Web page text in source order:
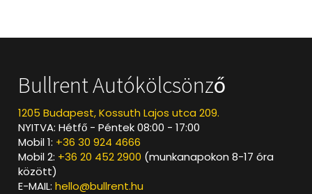
Bullrent Autókölcsönző
1205 Budapest, Kossuth Lajos utca 209.
NYITVA: Hétfő - Péntek 08:00 - 17:00
Mobil 1: +36 30 924 4666
Mobil 2: +36 20 452 2900 (munkanapokon 8-17 óra
között)
E-MAIL:hello@bullrent.hu